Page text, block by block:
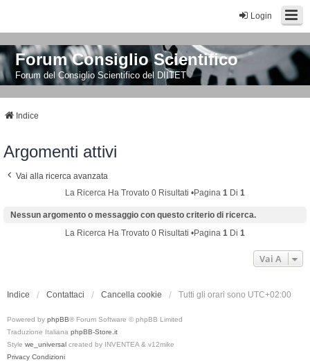
Login
Forum Consiglio Scientifico
Forum del Consiglio Scientifico del DIITET
Indice
Argomenti attivi
Vai alla ricerca avanzata
La Ricerca Ha Trovato 0 Risultati •Pagina 1 Di 1
Nessun argomento o messaggio con questo criterio di ricerca.
La Ricerca Ha Trovato 0 Risultati •Pagina 1 Di 1
Vai A
Indice Contattaci Cancella cookie Tutti gli orari sono UTC+02:00
Powered by phpBB® Forum Software © phpBB Limited
Traduzione Italiana phpBB-Store.it
Style we_universal created by INVENTEA & v12mike
Privacy Condizioni